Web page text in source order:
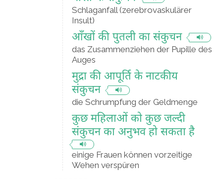
Schlaganfall (zerebrovaskulärer
Insult)
आँखों की पुतली का संकुचन
das Zusammenziehen der Pupille des
Auges
मुद्रा की आपूर्ति के नाटकीय
संकुचन
die Schrumpfung der Geldmenge
कुछ महिलाओं को कुछ जल्दी
संकुचन का अनुभव हो सकता है
einige Frauen können vorzeitige
Wehen verspüren